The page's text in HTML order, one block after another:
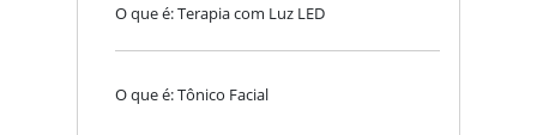
O que é: Terapia com Luz LED
O que é: Tônico Facial